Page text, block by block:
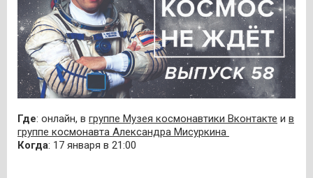
Где: онлайн, в группе Музея космонавтики Вконтакте и в
группе космонавта Александра Мисуркина
Когда: 17 января в 21:00